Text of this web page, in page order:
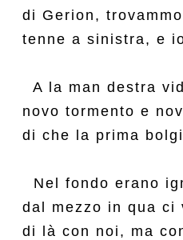
di Gerion,
tenne a sinistra, e
A la man destra
novo tormento e
di che la prima
Nel fondo erano
dal mezzo in qua ci
di là con noi, ma